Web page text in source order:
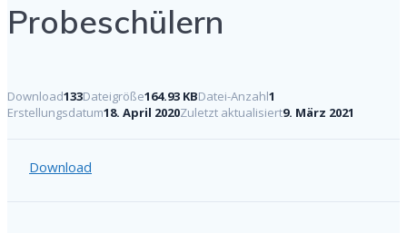
Probeschülern
Download133Dateigröße164.93 KBDatei-Anzahl1
Erstellungsdatum18. April 2020Zuletzt aktualisiert9. März 2021
Download